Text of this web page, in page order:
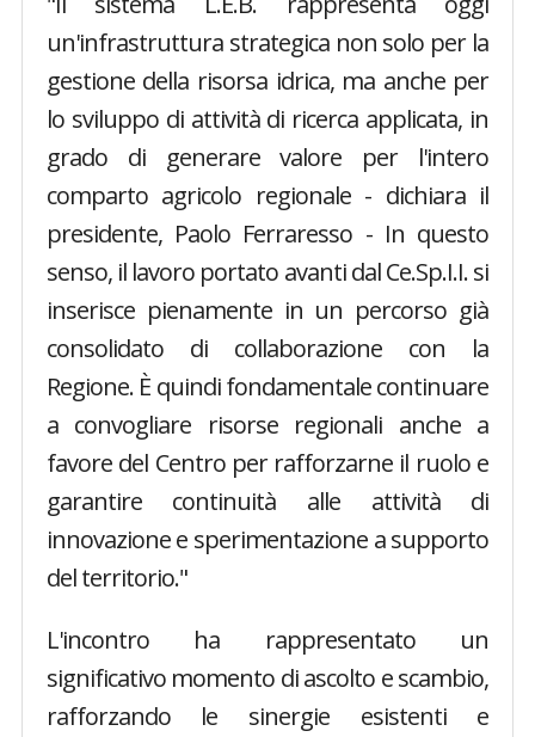
un'infrastruttura strategica non solo per la
gestione della risorsa idrica, ma anche per
lo sviluppo di attività di ricerca applicata, in
grado di generare valore per l'intero
comparto agricolo regionale - dichiara il
presidente, Paolo Ferraresso - In questo
senso, il lavoro portato avanti dal Ce.Sp.I.I. si
inserisce pienamente in un percorso già
consolidato di collaborazione con la
Regione. È quindi fondamentale continuare
a convogliare risorse regionali anche a
favore del Centro per rafforzarne il ruolo e
garantire continuità alle attività di
innovazione e sperimentazione a supporto
del territorio."
L'incontro ha rappresentato un
significativo momento di ascolto e scambio,
rafforzando le sinergie esistenti e